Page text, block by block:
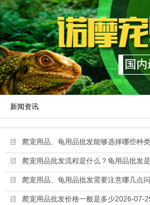
新闻资讯
爬宠用品、龟用品批发能够选择哪些种
爬宠用品批发流程是什么？龟用品批发
爬宠用品、龟用品批发需要注意哪几点
爬宠用品批发价格一般是多少2026-07-